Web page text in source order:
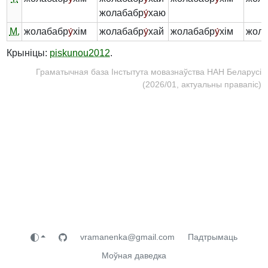
жолабабру́хаю
М. жолабабру́хім жолабабру́хай жолабабру́хім
Крыніцы: piskunou2012.
Граматычная база Інстытута мовазнаўства НАН Беларусі
(2026/01, актуальны правапіс)
vramanenka@gmail.com
Падтрымаць
Моўная даведка